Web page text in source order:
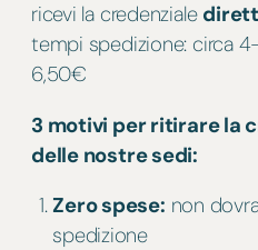
ricevi la credenziale
tempi spedizione: circa
6,50€
3 motivi per ritirare la
delle nostre sedi:
Zero spese: non
spedizione